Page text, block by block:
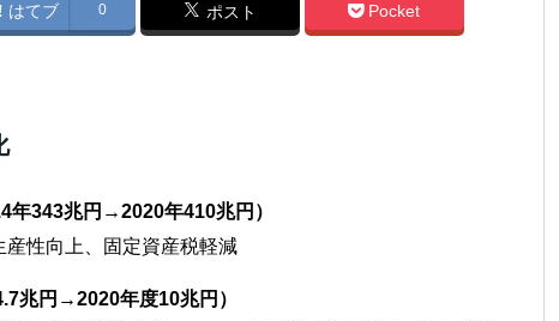
はてブ 0 ポスト Pocket
年343兆円→2020年410兆円）
産性向上、固定資産税軽減
兆円→2020年度10兆円）